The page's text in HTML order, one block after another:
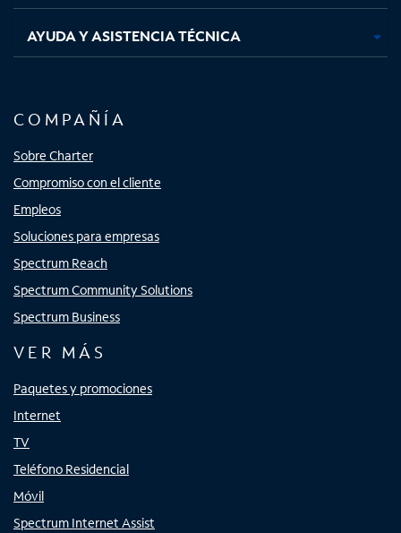
AYUDA Y ASISTENCIA TÉCNICA
COMPAÑÍA
Sobre Charter
Compromiso con el cliente
Empleos
Soluciones para empresas
Spectrum Reach
Spectrum Community Solutions
Spectrum Business
VER MÁS
Paquetes y promociones
Internet
TV
Teléfono Residencial
Móvil
Spectrum Internet Assist